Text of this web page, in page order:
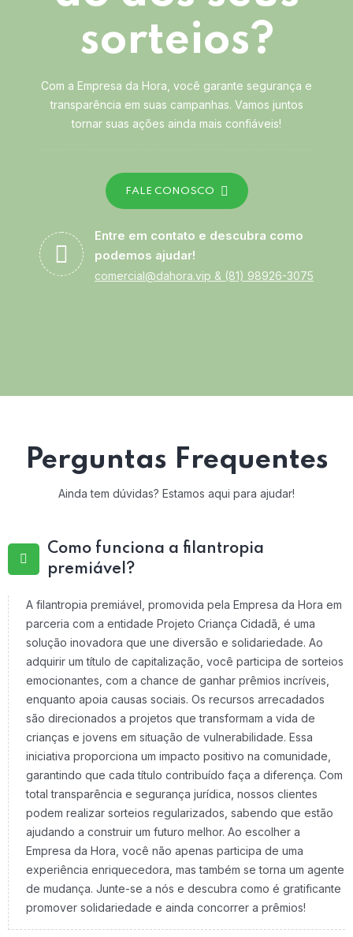
sorteios?
Com a Empresa da Hora, você garante segurança e
transparência em suas campanhas. Vamos juntos
tornar suas ações ainda mais confiáveis!
FALE CONOSCO
Entre em contato e descubra como
podemos ajudar!
comercial@dahora.vip & (81) 98926-3075
Perguntas Frequentes
Ainda tem dúvidas? Estamos aqui para ajudar!
Como funciona a filantropia
premiável?
A filantropia premiável, promovida pela Empresa da Hora em
parceria com a entidade Projeto Criança Cidadã, é uma
solução inovadora que une diversão e solidariedade. Ao
adquirir um título de capitalização, você participa de sorteios
emocionantes, com a chance de ganhar prêmios incríveis,
enquanto apoia causas sociais. Os recursos arrecadados
são direcionados a projetos que transformam a vida de
crianças e jovens em situação de vulnerabilidade. Essa
iniciativa proporciona um impacto positivo na comunidade,
garantindo que cada título contribuído faça a diferença. Com
total transparência e segurança jurídica, nossos clientes
podem realizar sorteios regularizados, sabendo que estão
ajudando a construir um futuro melhor. Ao escolher a
Empresa da Hora, você não apenas participa de uma
experiência enriquecedora, mas também se torna um agente
de mudança. Junte-se a nós e descubra como é gratificante
promover solidariedade e ainda concorrer a prêmios!